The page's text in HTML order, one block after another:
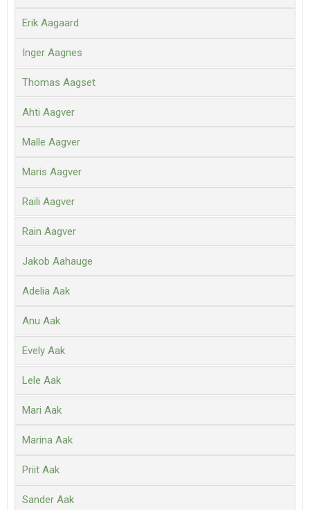
Erik Aagaard
Inger Aagnes
Thomas Aagset
Ahti Aagver
Malle Aagver
Maris Aagver
Raili Aagver
Rain Aagver
Jakob Aahauge
Adelia Aak
Anu Aak
Evely Aak
Lele Aak
Mari Aak
Marina Aak
Priit Aak
Sander Aak